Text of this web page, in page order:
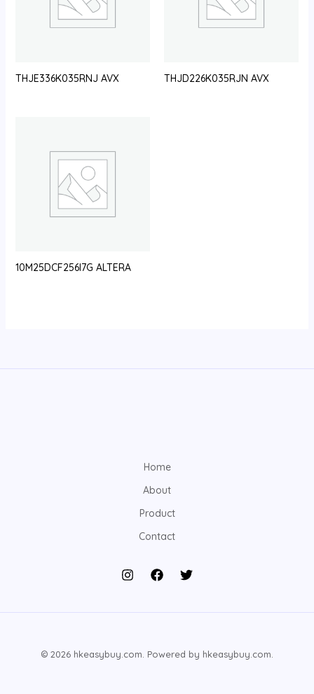
THJE336K035RNJ AVX THJD226K035RJN AVX
10M25DCF256I7G ALTERA
Home
About
Product
Contact
© 2026 hkeasybuy.com. Powered by hkeasybuy.com.